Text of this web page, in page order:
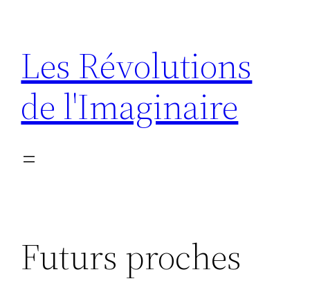
contenu
Les Révolutions
de l'Imaginaire
Futurs proches